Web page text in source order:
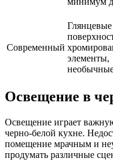
Современный
Глянцевые
элементы,
Освещение в
Освещение играет
черно-белой кухне.
помещение мрачным и
продумать различные